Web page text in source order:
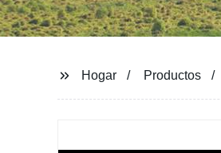
Hogar Productos